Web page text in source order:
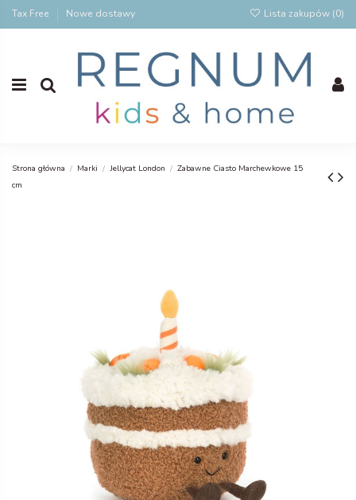
Tax Free Nowe dostawy Lista zakupów (0)
Strona główna Marki Jellycat London
Zabawne Ciasto Marchewkowe 15
cm